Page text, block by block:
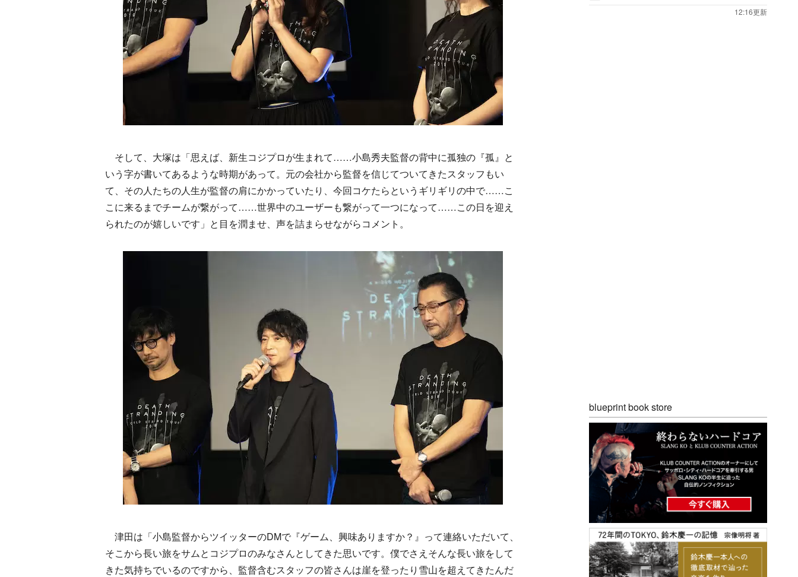
そして、大塚は「思えば、新生コジプロが生まれて……小島秀夫監督の背中に孤独の『孤』と
いう字が書いてあるような時期があって。元の会社から監督を信じてついてきたスタッフもい
て、その人たちの人生が監督の肩にかかっていたり、今回コケたらというギリギリの中で……こ
こに来るまでチームが繋がって……世界中のユーザーも繋がって一つになって……この日を迎え
られたのが嬉しいです」と目を潤ませ、声を詰まらせながらコメント。
津田は「小島監督からツイッターのDMで『ゲーム、興味ありますか？』って連絡いただいて、
そこから長い旅をサムとコジプロのみなさんとしてきた思いです。僕でさえそんな長い旅をして
きた気持ちでいるのですから、監督含むスタッフの皆さんは崖を登ったり雪山を超えてきたんだ
12:16更新
blueprint book store